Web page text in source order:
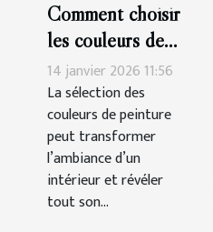
Comment choisir
les couleurs de
peinture pour
harmoniser votre
espace ?
14 janvier 2026 11:56
La sélection des
couleurs de peinture
peut transformer
l’ambiance d’un
intérieur et révéler
tout son...